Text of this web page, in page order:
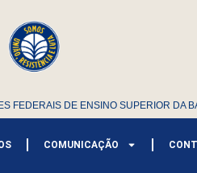
FEDERAIS DE ENSINO SUPERIOR DA
COMUNICAÇÃO